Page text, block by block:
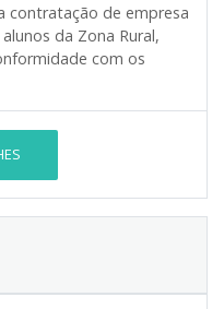
contratação de empresa
da Zona Rural,
com os